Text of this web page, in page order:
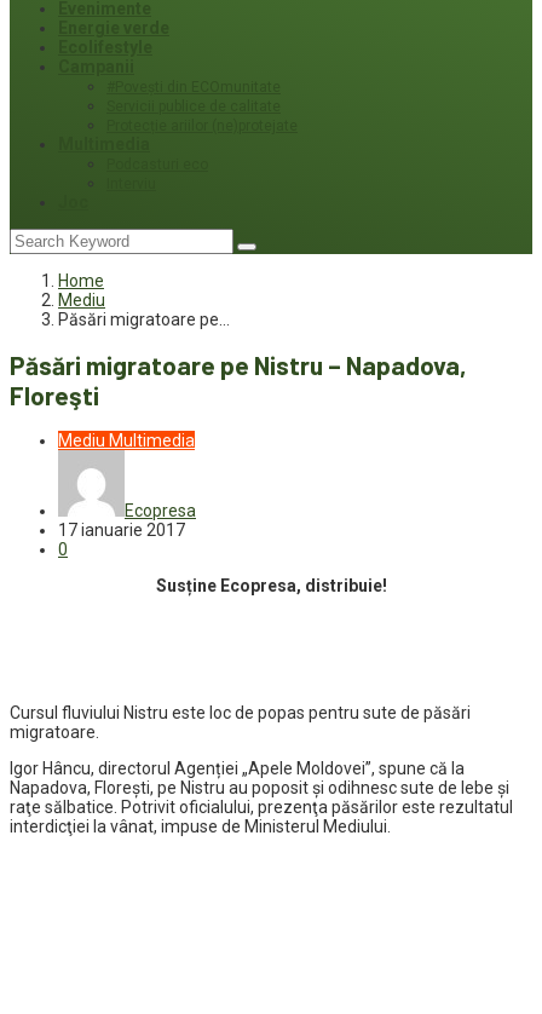
Home
Mediu
Păsări migratoare pe…
Păsări migratoare pe Nistru – Napadova,
Floreşti
Mediu Multimedia
Ecopresa
17 ianuarie 2017
0
Susține Ecopresa, distribuie!
Cursul fluviului Nistru este loc de popas pentru sute de păsări
migratoare.
Igor Hâncu, directorul Agenției „Apele Moldovei”, spune că la
Napadova, Floreşti, pe Nistru au poposit şi odihnesc sute de lebe şi
raţe sălbatice. Potrivit oficialului, prezenţa păsărilor este rezultatul
interdicţiei la vânat, impuse de Ministerul Mediului.